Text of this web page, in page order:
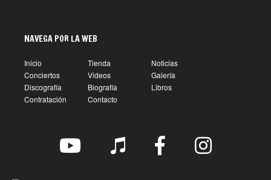
NAVEGA POR LA WEB
Inicio Tienda
Noticias
Conciertos
Videos
Galería
Discografía
Biografía
Libros
Contratación
Contacto